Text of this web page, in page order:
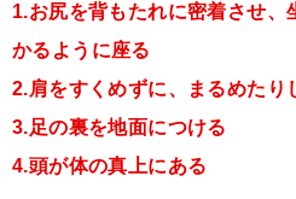
1.お尻を背もたれに密着させ、
かるように座る
2.肩をすくめずに、まるめたり
3.足の裏を地面につける
4.頭が体の真上にある